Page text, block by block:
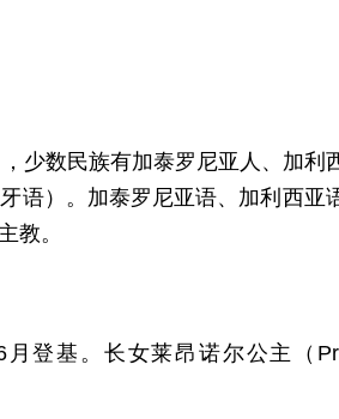
少数民族有加泰罗尼亚人、加利
语）。加泰罗尼亚语、加利西亚
教。
登基。长女莱昂诺尔公主（